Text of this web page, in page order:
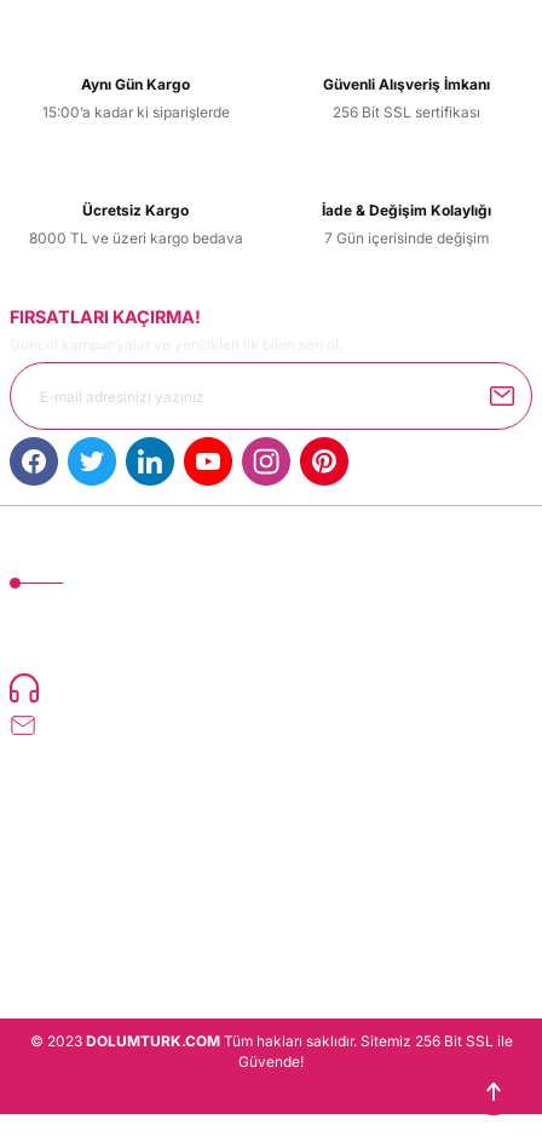
Ürün resmi kalitesiz, bozuk veya görüntülenemiyor.
Ürün fiyatı diğer sitelerden daha pahalı.
Bu ürüne benzer farklı alternatifler olmalı.
Aynı Gün Kargo
15:00’a kadar ki siparişlerde
Güvenli Alışveriş İmkanı
256 Bit SSL sertifikası
Ücretsiz Kargo
8000 TL ve üzeri kargo bedava
İade & Değişim Kolaylığı
7 Gün içerisinde değişim
FIRSATLARI KAÇIRMA!
© 2023 DOLUMTURK.COMTüm hakları saklıdır. Sitemiz 256 Bit SSL ile
Güvende!